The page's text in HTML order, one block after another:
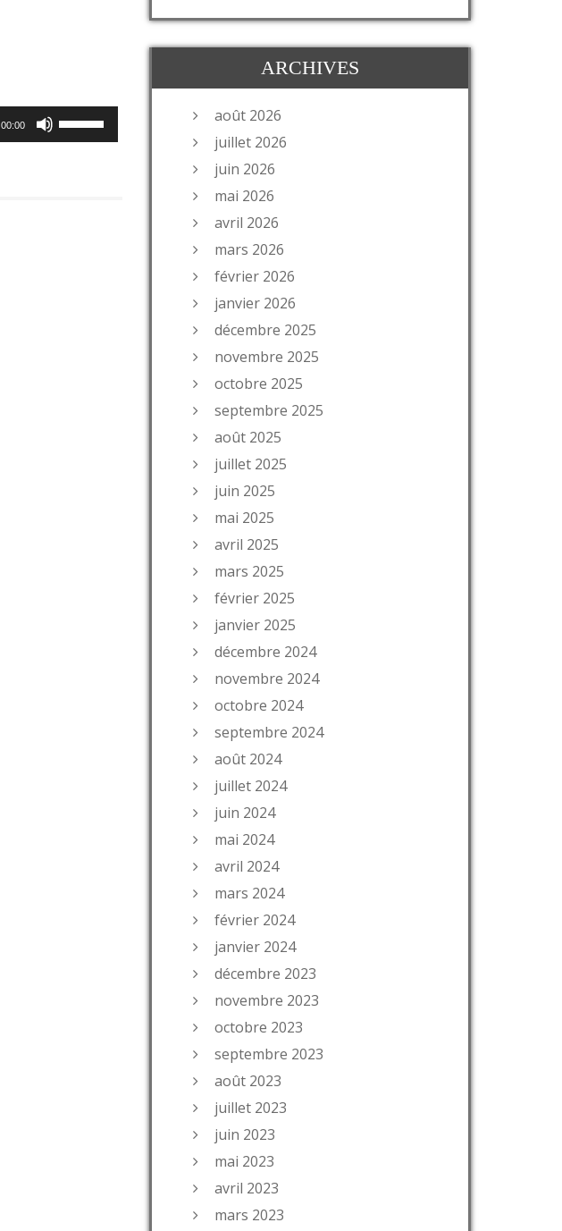
00:00
les
ARCHIVES
août 2026
juillet 2026
juin 2026
mai 2026
avril 2026
mars 2026
février 2026
janvier 2026
décembre 2025
novembre 2025
octobre 2025
septembre 2025
août 2025
juillet 2025
juin 2025
mai 2025
avril 2025
mars 2025
février 2025
janvier 2025
décembre 2024
novembre 2024
octobre 2024
septembre 2024
août 2024
juillet 2024
juin 2024
mai 2024
avril 2024
mars 2024
février 2024
janvier 2024
décembre 2023
novembre 2023
octobre 2023
septembre 2023
août 2023
juillet 2023
juin 2023
mai 2023
avril 2023
mars 2023